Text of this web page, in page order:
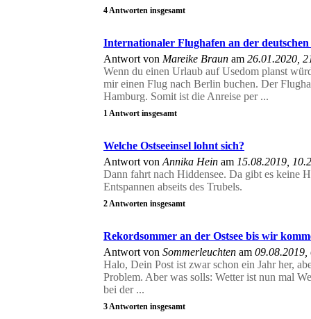
4 Antworten insgesamt
Internationaler Flughafen an der deutschen
Antwort von Mareike Braun am 26.01.2020,
Wenn du einen Urlaub auf Usedom planst
mir einen Flug nach Berlin buchen. Der
Hamburg. Somit ist die Anreise per ...
1 Antwort insgesamt
Welche Ostseeinsel lohnt sich?
Antwort von Annika Hein am 15.08.2019,
Dann fahrt nach Hiddensee. Da gibt es keine
Entspannen abseits des Trubels.
2 Antworten insgesamt
Rekordsommer an der Ostsee bis wir
Antwort von Sommerleuchten am
Halo, Dein Post ist zwar schon ein Jahr her,
Problem. Aber was solls: Wetter ist nun mal
bei der ...
3 Antworten insgesamt